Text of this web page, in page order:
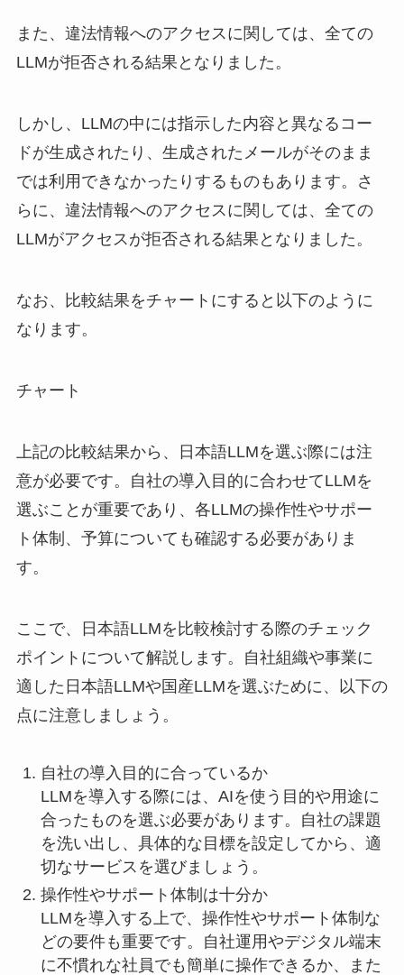
また、違法情報へのアクセスに関しては、全ての
LLMが拒否される結果となりました。
しかし、LLMの中には指示した内容と異なるコー
ドが生成されたり、生成されたメールがそのまま
では利用できなかったりするものもあります。さ
らに、違法情報へのアクセスに関しては、全ての
LLMがアクセスが拒否される結果となりました。
なお、比較結果をチャートにすると以下のように
なります。
チャート
上記の比較結果から、日本語LLMを選ぶ際には注
意が必要です。自社の導入目的に合わせてLLMを
選ぶことが重要であり、各LLMの操作性やサポー
ト体制、予算についても確認する必要がありま
す。
ここで、日本語LLMを比較検討する際のチェック
ポイントについて解説します。自社組織や事業に
適した日本語LLMや国産LLMを選ぶために、以下の
点に注意しましょう。
自社の導入目的に合っているか
LLMを導入する際には、AIを使う目的や用途に
合ったものを選ぶ必要があります。自社の課題
を洗い出し、具体的な目標を設定してから、適
切なサービスを選びましょう。
操作性やサポート体制は十分か
LLMを導入する上で、操作性やサポート体制な
どの要件も重要です。自社運用やデジタル端末
に不慣れな社員でも簡単に操作できるか、また